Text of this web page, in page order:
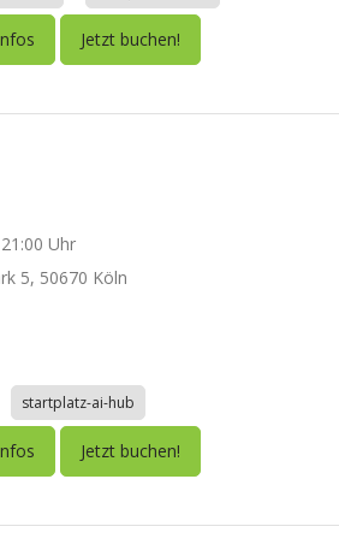
Jetzt buchen!
Uhr
5, 50670 Köln
startplatz-ai-hub
Jetzt buchen!